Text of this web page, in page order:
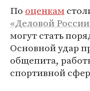
По оценкам
«Деловой
могут стать
Основной удар
общепита,
спортивной